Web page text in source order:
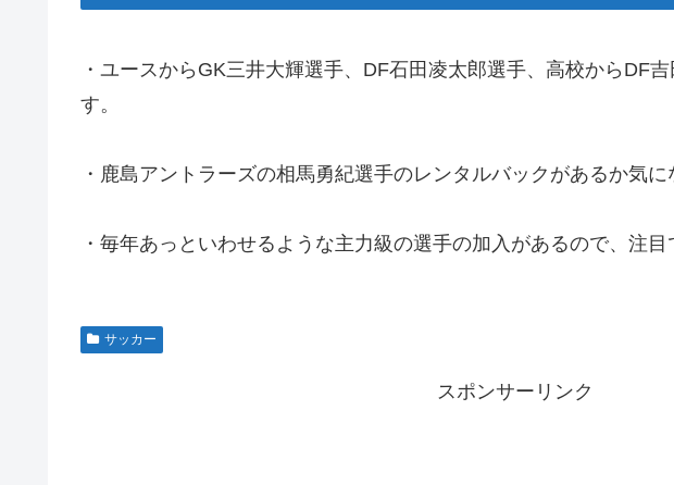
・ユースからGK三井大輝選手、DF石田凌太郎選手、高校からDF
す。
・鹿島アントラーズの相馬勇紀選手のレンタルバックがあるか気に
・毎年あっといわせるような主力級の選手の加入があるので、注目
サッカー
スポンサーリンク